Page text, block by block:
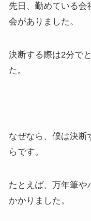
先日、勤めている会
会がありました。
決断する際は2分で
た。
なぜなら、僕は決断
らです。
たとえば、万年筆や
かかりました。